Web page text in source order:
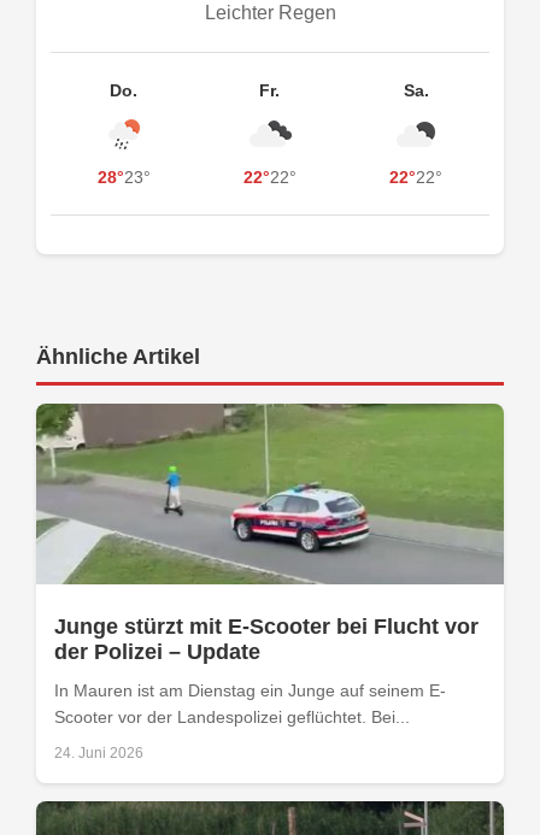
Leichter Regen
Do.
28°23°
Fr.
22°22°
Sa.
22°22°
Ähnliche Artikel
Junge stürzt mit E-Scooter bei Flucht vor
der Polizei – Update
In Mauren ist am Dienstag ein Junge auf seinem E-
Scooter vor der Landespolizei geflüchtet. Bei...
24. Juni 2026